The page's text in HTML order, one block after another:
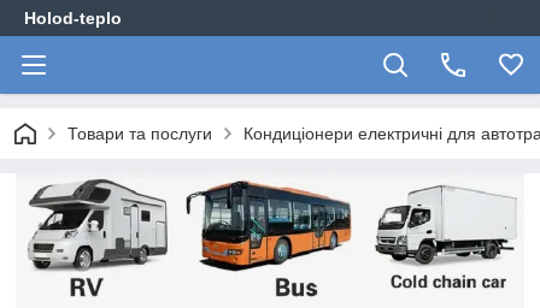
Holod-teplo
Товари та послуги Кондиціонери електричні для